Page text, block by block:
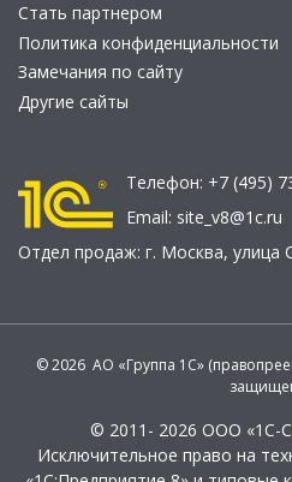
Стать партнером
Политика конфиденциальности
Замечания по сайту
Другие сайты
Телефон: +7 (495)
Email: site_v8@1c.ru
Отдел продаж: г. Москва, улица
© 2026 АО «Группа 1С»
© 2011- 2026 ООО «1С-
Исключительное право на